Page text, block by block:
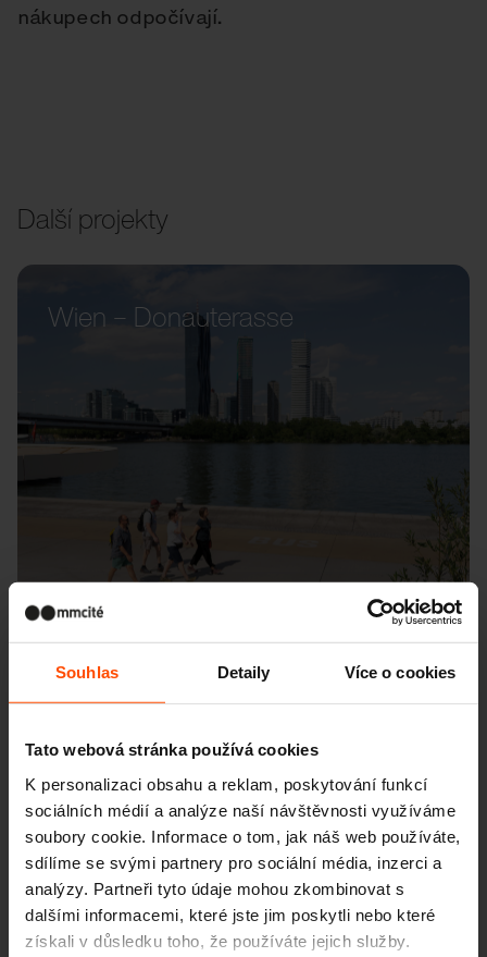
Souhlas Detaily Více o cookies
Tato webová stránka používá cookies
K personalizaci obsahu a reklam, poskytování funkcí
sociálních médií a analýze naší návštěvnosti využíváme
soubory cookie. Informace o tom, jak náš web používáte,
sdílíme se svými partnery pro sociální média, inzerci a
analýzy. Partneři tyto údaje mohou zkombinovat s
dalšími informacemi, které jste jim poskytli nebo které
získali v důsledku toho, že používáte jejich služby.
nákupech odpočívají.
Další projekty
Wien – Donauterasse
Seattle – Popup park